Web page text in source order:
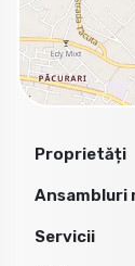
Proprietăți
Ansambluri
Servicii